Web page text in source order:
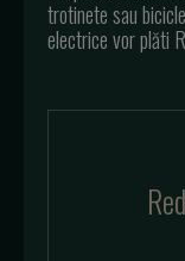
trotinete sau
electrice vor plăti